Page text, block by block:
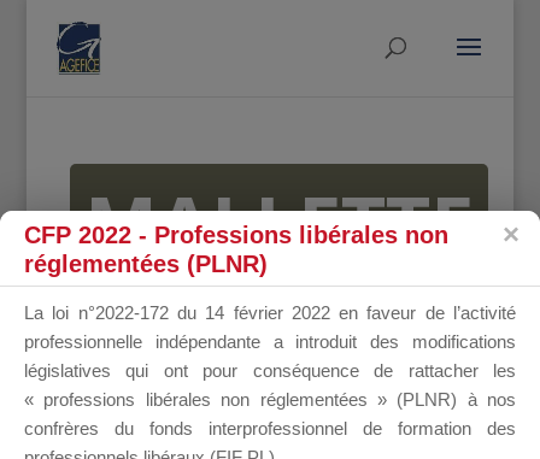
MALLETTE
DU
CFP 2022 - Professions libérales non
réglementées (PLNR)
La loi n°2022-172 du 14 février 2022 en faveur de l’activité
professionnelle indépendante a introduit des modifications
législatives qui ont pour conséquence de rattacher les
« professions libérales non réglementées » (PLNR) à nos
confrères du fonds interprofessionnel de formation des